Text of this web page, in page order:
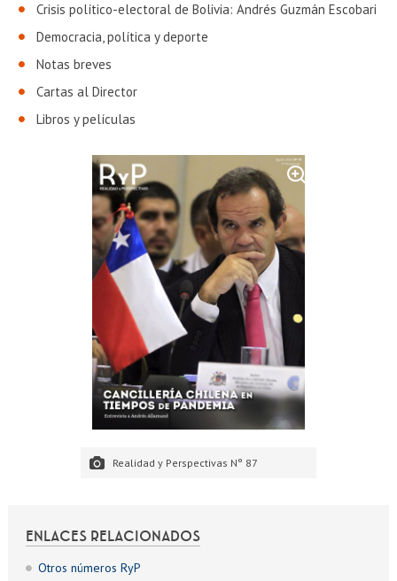
ENLACES RELACIONADOS
Otros números RyP
Crisis político-electoral de Bolivia: Andrés Guzmán Escobari
Democracia, política y deporte
Notas breves
Cartas al Director
Libros y películas
Realidad y Perspectivas N° 87